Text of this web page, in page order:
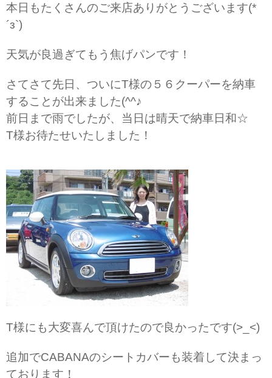
本日もたくさんのご来店ありがとうございます(*
´з`)
天気が良過ぎてもう焦げパンです！
さてさて先日、ついにT様の５６クーパーを納車
することが出来ました(^^♪
前日まで雨でしたが、当日は晴天で納車日和☆
T様お待たせいたしました！
T様にも大変喜んで頂けたので良かったです(>_<)
追加でCABANAのシートカバーも装着して決まっ
ております！